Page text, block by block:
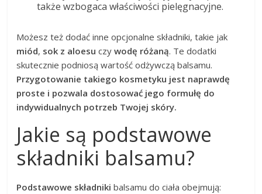
także wzbogaca właściwości pielęgnacyjne.
Możesz też dodać inne opcjonalne składniki, takie jak
miód, sok z aloesu czywodę różaną. Te dodatki
skutecznie podniosą wartość odżywczą balsamu.
Przygotowanie takiego kosmetyku jest naprawdę
proste i pozwala dostosować jego formułę do
indywidualnych potrzeb Twojej skóry.
Jakie są podstawowe
składniki balsamu?
Podstawowe składniki balsamu do ciała obejmują: